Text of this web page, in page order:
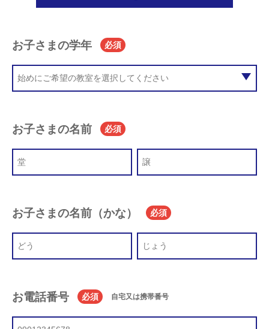
お子さまの学年 必須
お子さまの名前 必須
お子さまの名前（かな） 必須
お電話番号 必須 自宅又は携帯番号